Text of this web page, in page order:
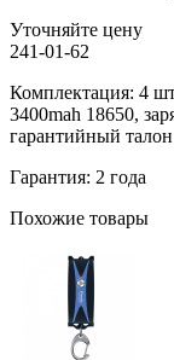
Уточняйте цену
241-01-62
Комплектация: 4
3400mah 18650,
гарантийный талон
Гарантия: 2 года
Похожие товары